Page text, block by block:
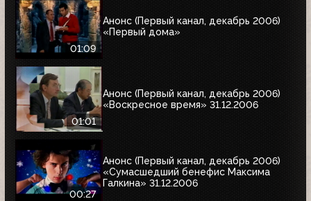
01:09
Анонс (Первый канал, декабрь 2006)
«Первый дома»
01:01
Анонс (Первый канал, декабрь 2006)
«Воскресное время» 31.12.2006
00:27
Анонс (Первый канал, декабрь 2006)
«Сумасшедший бенефис Максима
Галкина» 31.12.2006